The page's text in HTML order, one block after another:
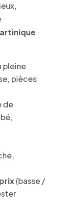
pleine
pièces
de
(basse /